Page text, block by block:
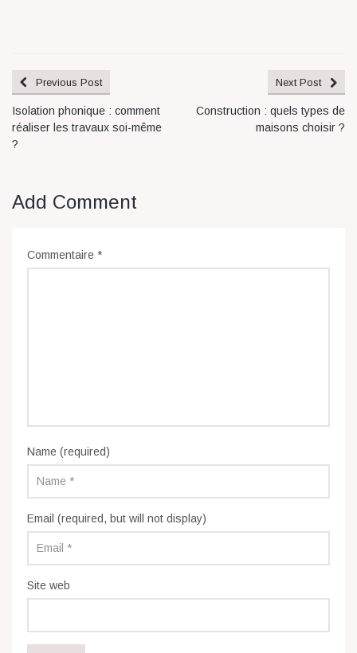
Previous Post
Isolation phonique : comment
réaliser les travaux soi-même
?
Next Post
Construction : quels types de
maisons choisir ?
Add Comment
Commentaire *
Name (required)
Email (required, but will not display)
Site web